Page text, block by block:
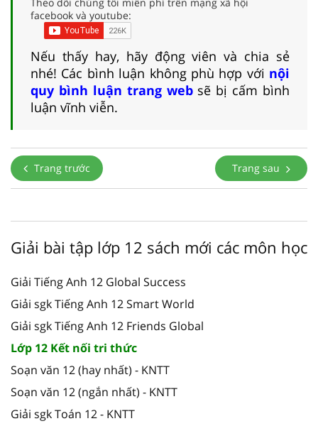
facebook và youtube:
Nếu thấy hay, hãy động viên và chia sẻ
nhé! Các bình luận không phù hợp với nội
quy bình luận trang websẽ bị cấm bình
luận vĩnh viễn.
Trang trước Trang sau
Giải bài tập lớp 12 sách mới các môn học
Giải Tiếng Anh 12 Global Success
Giải sgk Tiếng Anh 12 Smart World
Giải sgk Tiếng Anh 12 Friends Global
Lớp 12 Kết nối tri thức
Soạn văn 12 (hay nhất) - KNTT
Soạn văn 12 (ngắn nhất) - KNTT
Giải sgk Toán 12 - KNTT